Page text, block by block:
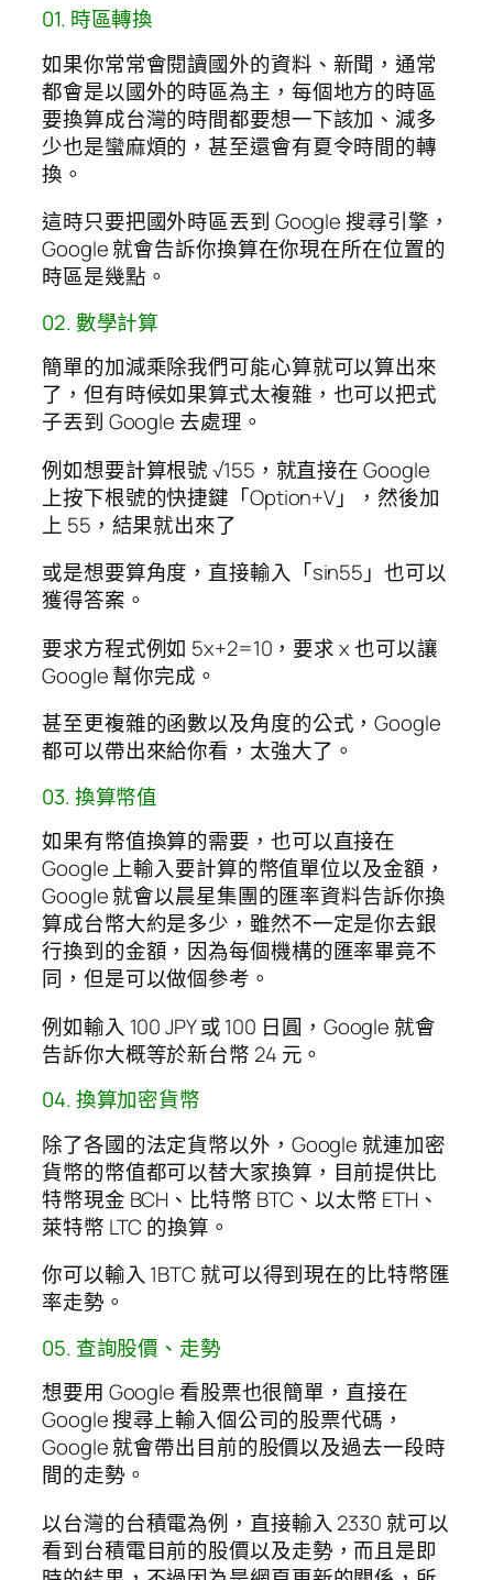
01. 時區轉換
如果你常常會閱讀國外的資料、新聞，通常
都會是以國外的時區為主，每個地方的時區
要換算成台灣的時間都要想一下該加、減多
少也是蠻麻煩的，甚至還會有夏令時間的轉
換。
這時只要把國外時區丟到 Google 搜尋引擎，
Google 就會告訴你換算在你現在所在位置的
時區是幾點。
02. 數學計算
簡單的加減乘除我們可能心算就可以算出來
了，但有時候如果算式太複雜，也可以把式
子丟到 Google 去處理。
例如想要計算根號 √155，就直接在 Google
上按下根號的快捷鍵「Option+V」，然後加
上 55，結果就出來了
或是想要算角度，直接輸入「sin55」也可以
獲得答案。
要求方程式例如 5x+2=10，要求 x 也可以讓
Google 幫你完成。
甚至更複雜的函數以及角度的公式，Google
都可以帶出來給你看，太強大了。
03. 換算幣值
如果有幣值換算的需要，也可以直接在
Google 上輸入要計算的幣值單位以及金額，
Google 就會以晨星集團的匯率資料告訴你換
算成台幣大約是多少，雖然不一定是你去銀
行換到的金額，因為每個機構的匯率畢竟不
同，但是可以做個參考。
例如輸入 100 JPY 或 100 日圓，Google 就會
告訴你大概等於新台幣 24 元。
04. 換算加密貨幣
除了各國的法定貨幣以外，Google 就連加密
貨幣的幣值都可以替大家換算，目前提供比
特幣現金 BCH、比特幣 BTC、以太幣 ETH、
萊特幣 LTC 的換算。
你可以輸入 1BTC 就可以得到現在的比特幣匯
率走勢。
05. 查詢股價、走勢
想要用 Google 看股票也很簡單，直接在
Google 搜尋上輸入個公司的股票代碼，
Google 就會帶出目前的股價以及過去一段時
間的走勢。
以台灣的台積電為例，直接輸入 2330 就可以
看到台積電目前的股價以及走勢，而且是即